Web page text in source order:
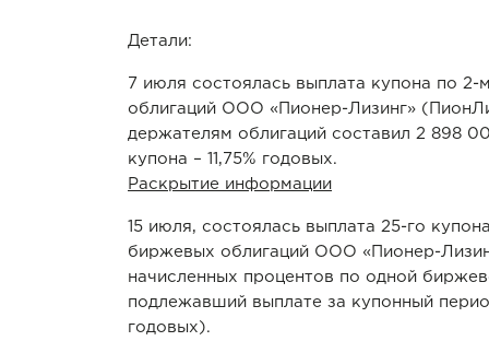
Детали:
7 июля состоялась выплата купона по
облигаций ООО «Пионер-Лизинг»
держателям облигаций составил 2 898
купона – 11,75% годовых.
Раскрытие информации
15 июля, состоялась выплата 25-го
биржевых облигаций ООО «Пионер-
начисленных процентов по одной
подлежавший выплате за купонный
годовых).